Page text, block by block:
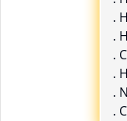
.
.
.
.
.
.